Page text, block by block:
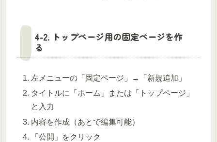
4-2. トップページ用の固定ページを作
る
左メニューの「固定ページ」→「新規追加」
タイトルに「ホーム」または「トップページ」
と入力
内容を作成（あとで編集可能）
「公開」をクリック